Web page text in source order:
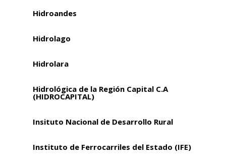
Hidroandes
Hidrolago
Hidrolara
Hidrológica de la Región Capital C.A
(HIDROCAPITAL)
Insituto Nacional de Desarrollo Rural
Instituto de Ferrocarriles del Estado (IFE)